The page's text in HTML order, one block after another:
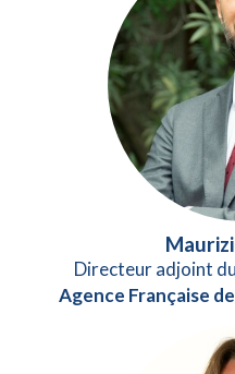
Directeur adjoint
Agence Française